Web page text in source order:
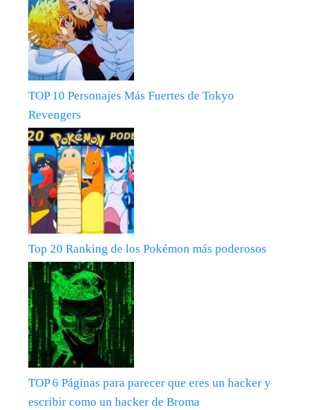
TOP 10 Personajes Más Fuertes de Tokyo
Revengers
Top 20 Ranking de los Pokémon más poderosos
TOP 6 Páginas para parecer que eres un hacker y
escribir como un hacker de Broma